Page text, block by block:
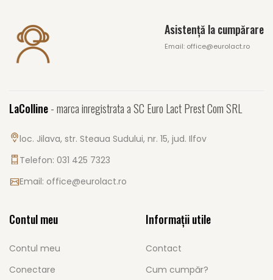
Asistență la cumpărare
Email: office@eurolact.ro
LaColline- marca inregistrata a SC Euro Lact Prest Com SRL
loc. Jilava, str. Steaua Sudului, nr. 15, jud. Ilfov
Telefon: 031 425 7323
Email: office@eurolact.ro
Contul meu
Contul meu
Conectare
Informații utile
Contact
Cum cumpăr?